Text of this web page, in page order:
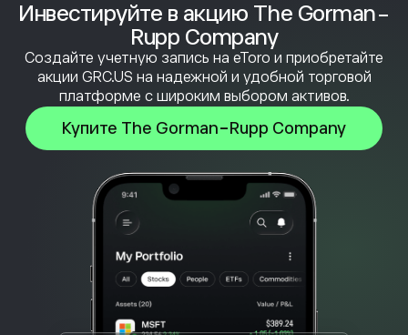
Инвестируйте в акцию The Gorman-
Rupp Company
Создайте учетную запись на eToro и приобретайте
акции GRC.US на надежной и удобной торговой
платформе с широким выбором активов.
Купите The Gorman-Rupp Company